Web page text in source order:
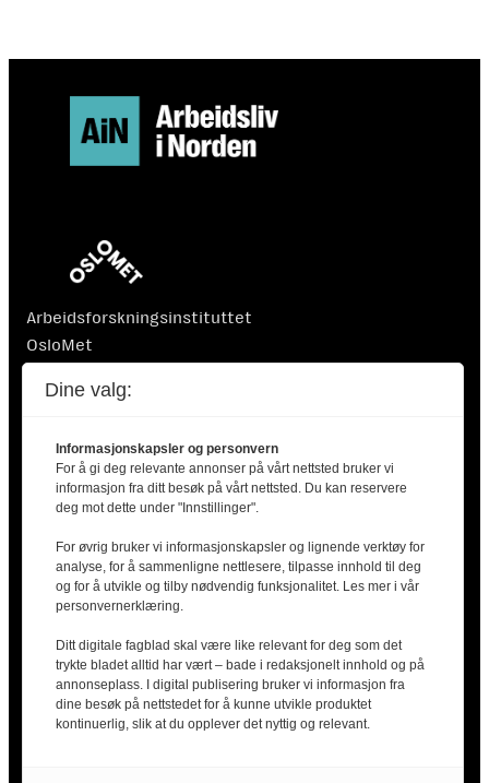
Arbeidsforskningsinstituttet
OsloMet
0130 Oslo
Finansiert av Nordisk Ministerråd. Nordisk Ministerråd
er ikke ansvarlig for innholdet i artiklene.
2025 © Arbeidsliv i Norden | Kontakt oss|
Dine valg:
Informasjonskapsler og personvern
For å gi deg relevante annonser på vårt nettsted bruker vi
informasjon fra ditt besøk på vårt nettsted. Du kan reservere
deg mot dette under "Innstillinger".
For øvrig bruker vi informasjonskapsler og lignende verktøy for
analyse, for å sammenligne nettlesere, tilpasse innhold til deg
og for å utvikle og tilby nødvendig funksjonalitet. Les mer i vår
personvernerklæring.
Ditt digitale fagblad skal være like relevant for deg som det
trykte bladet alltid har vært – bade i redaksjonelt innhold og på
annonseplass. I digital publisering bruker vi informasjon fra
dine besøk på nettstedet for å kunne utvikle produktet
kontinuerlig, slik at du opplever det nyttig og relevant.